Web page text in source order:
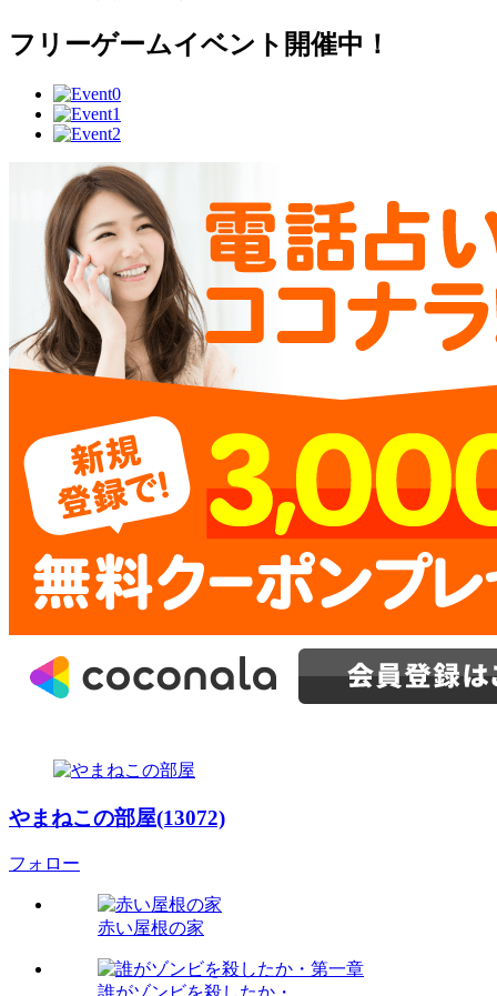
フリーゲームイベント開催中！
やまねこの部屋(13072)
フォロー
赤い屋根の家